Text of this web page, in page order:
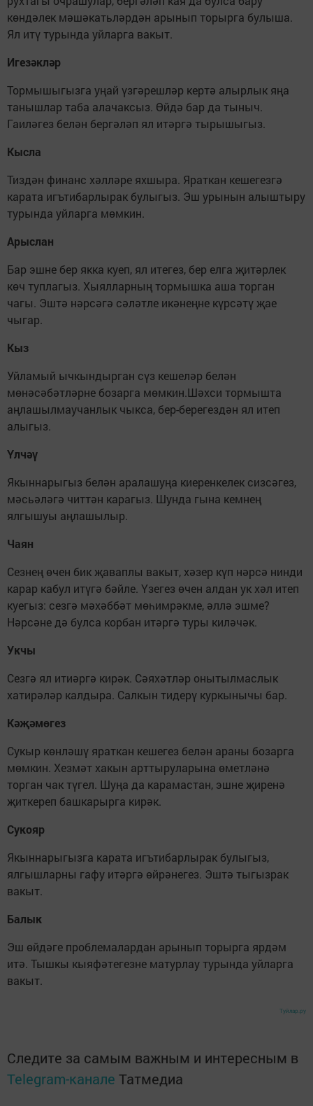
көндәлек мәшәкатьләрдән арынып торырга булыша.
Ял итү турында уйларга вакыт.
Игезәкләр
Тормышыгызга уңай үзгәрешләр кертә алырлык яңа
танышлар таба алачаксыз. Өйдә бар да тыныч.
Гаиләгез белән бергәләп ял итәргә тырышыгыз.
Кысла
Тиздән финанс хәлләре яхшыра. Яраткан кешегезгә
карата игътибарлырак булыгыз. Эш урынын алыштыру
турында уйларга мөмкин.
Арыслан
Бар эшне бер якка куеп, ял итегез, бер елга җитәрлек
көч туплагыз. Хыялларның тормышка аша торган
чагы. Эштә нәрсәгә сәләтле икәнеңне күрсәтү җае
чыгар.
Кыз
Уйламый ычкындырган сүз кешеләр белән
мөнәсәбәтләрне бозарга мөмкин.Шәхси тормышта
аңлашылмаучанлык чыкса, бер-берегездән ял итеп
алыгыз.
Үлчәү
Якыннарыгыз белән аралашуңа киеренкелек сизсәгез,
мәсьәләгә читтән карагыз. Шунда гына кемнең
ялгышуы аңлашылыр.
Чаян
Сезнең өчен бик җаваплы вакыт, хәзер күп нәрсә нинди
карар кабул итүгә бәйле. Үзегез өчен алдан ук хәл итеп
куегыз: сезгә мәхәббәт мөһимрәкме, әллә эшме?
Нәрсәне дә булса корбан итәргә туры киләчәк.
Укчы
Сезгә ял итиәргә кирәк. Сәяхәтләр онытылмаслык
хатирәләр калдыра. Салкын тидерү куркынычы бар.
Кәҗәмөгез
Сукыр көнләшү яраткан кешегез белән араны бозарга
мөмкин. Хезмәт хакын арттыруларына өметләнә
торган чак түгел. Шуңа да карамастан, эшне җиренә
җиткереп башкарырга кирәк.
Сукояр
Якыннарыгызга карата игътибарлырак булыгыз,
ялгышларны гафу итәргә өйрәнегез. Эштә тыгызрак
вакыт.
Балык
Эш өйдәге проблемалардан арынып торырга ярдәм
итә. Тышкы кыяфәтегезне матурлау турында уйларга
вакыт.
Туйлар.ру
Следите за самым важным и интересным в
Telegram-канале Татмедиа